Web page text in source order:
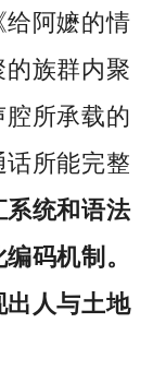
给阿嬷的情
的族群内聚
腔所承载的
话所能完整
系统和语法
码机制。
出人与土地